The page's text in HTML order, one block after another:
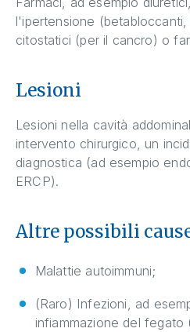
l'ipertensione (betabloccanti,
citostatici (per il cancro) o
Lesioni
Lesioni nella cavità
intervento chirurgico, un
diagnostica (ad esempio
ERCP).
Altre possibili
Malattie autoimmuni;
(Raro) Infezioni, ad
infiammazione del